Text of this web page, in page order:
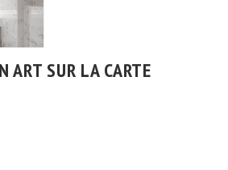
ART SUR LA CARTE